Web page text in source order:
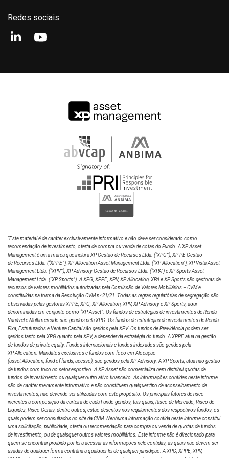
Gráfico de rentabilidade
Desde o início
AXA WF US HIGH YIELD BONDS BR USD ADV FIC FIM I…
2024
100%
Redes sociais
“Este material é de caráter exclusivamente informativo e não deve ser considerado como
recomendação de investimento, oferta de compra ou venda de cotas do Fundo. A XP Asset
Management é uma marca que inclui a XP Gestão de Recursos Ltda. (“XPG”), XP PE Gestão
de Recursos Ltda. (“XPPE”), XP Allocation Asset Management Ltda. (“XP Allocation”), XP Vista Asset
Management Ltda. (“XPV”), XP Advisory Gestão de Recursos Ltda. (“XPA”) e XP Sports Asset
Management Ltda. (“XP Sports”). A XPG, XPPE, XPV, XP Allocation, XPA e XP Sports são gestoras de
recursos de valores mobiliários autorizadas pela Comissão de Valores Mobiliários – CVM e
constituídas na forma da Resolução CVM nº 21/21. Todas as regras regulatórias de segregação são
observadas pelas gestoras XPPE, XPG, XP Allocation, XPV, XP Advisory e XP Sports, aqui
denominadas em conjunto como “XP Asset”. Os fundos de estratégias de investimentos de Renda
Variável e Multimercado são geridos pela XPG. Os fundos de estratégias de investimentos de Renda
Fixa, Estruturados e Venture Capital são geridos pela XPV. Os fundos de Previdência podem ser
geridos tanto pela XPG quanto pela XPV, a depender da estratégia do fundo. A XPPE atua na gestão
de fundos de private equity. Fundos internacionais e fundos indexados são geridos pela
XP Allocation. Mandatos exclusivos e fundos com foco em Alocação
(asset Allocation, fund of funds, acesso), são geridos pela XP Advisory. A XP Sports, atua não gestão
de fundos com foco no setor esportivo. A XP Asset não comercializa nem distribui quotas de
fundos de investimento ou qualquer outro ativo financeiro. As informações contidas neste informe
são de caráter meramente informativo e não constituem qualquer tipo de aconselhamento de
investimentos, não devendo ser utilizadas com este propósito. Os principais fatores de risco
inerentes à composição da carteira de cada Fundo geridos, tais quais, Risco de Mercado, Risco de
Liquidez, Risco Gerais, dentre outros, estão descritos nos regulamentos dos respectivos fundos, os
quais podem ser consultados no site da CVM. Nenhuma informação contida neste informe constitui
uma solicitação, publicidade, oferta ou recomendação para compra ou venda de quotas de fundos
de investimento, ou de quaisquer outros valores mobiliários. Este informe não é direcionado para
quem se encontrar proibido por lei a acessar as informações nele contidas, as quais não devem ser
usadas de qualquer forma contrária a qualquer lei de qualquer jurisdição. A XPG, XPPE, XPV,